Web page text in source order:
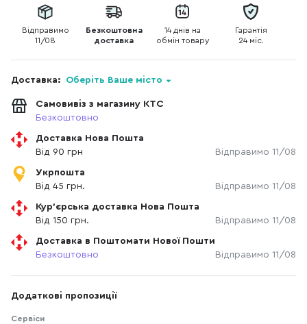
Відправимо
11/08
Безкоштовна
доставка
14 днів на
обмін товару
Гарантія
24 міс.
Доставка: Оберіть Ваше місто
Самовивіз з магазину КТС
Безкоштовно
Доставка Нова Пошта
Від 90 грн
Відправимо 11/08
Укрпошта
Від 45 грн.
Відправимо 11/08
Кур'єрська доставка Нова Пошта
Від 150 грн.
Відправимо 11/08
Доставка в Поштомати Нової Пошти
Безкоштовно
Відправимо 11/08
Додаткові пропозиції
Сервіси